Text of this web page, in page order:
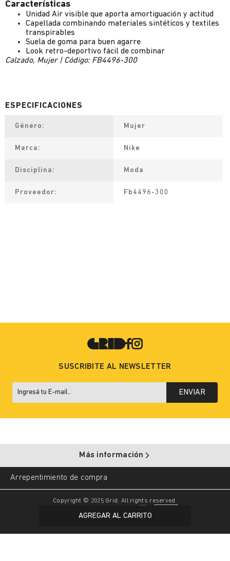
AGREGAR AL CARRITO
Características
Unidad Air visible que aporta amortiguación y actitud
Capellada combinando materiales sintéticos y textiles
transpirables
Suela de goma para buen agarre
Look retro-deportivo fácil de combinar
Calzado, Mujer | Código: FB4496-300
Género Mujer
Marca Nike
Disciplina Moda
Proveedor Fb4496-300
SUSCRIBITE AL NEWSLETTER
ENVIAR
Más información
Arrepentimiento de compra
Copyright © 2025 Grid. All rights reserved.